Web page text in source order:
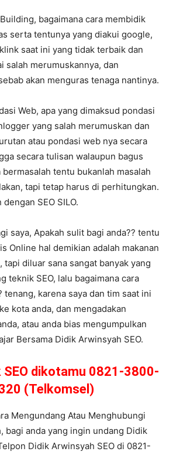
bagaimana cara membidik
serta tentunya yang diakui google,
saat ini yang tidak terbaik dan
salah merumuskannya, dan
akan menguras tenaga nantinya.
Web, apa yang dimaksud pondasi
yang salah merumuskan dan
atau pondasi web nya secara
secara tulisan walaupun bagus
tentu bukanlah masalah
tapi tetap harus di perhitungkan.
SEO SILO.
saya, Apakah sulit bagi anda?? tentu
Online hal demikian adalah makanan
tapi diluar sana sangat banyak yang
teknik SEO, lalu bagaimana cara
tenang, karena saya dan tim saat ini
kota anda, dan mengadakan
atau anda bias mengumpulkan
Bersama Didik Arwinsyah SEO.
SEO dikotamu 0821-3800-
(Telkomsel)
Mengundang Atau Menghubungi
bagi anda yang ingin undang Didik
Didik Arwinsyah SEO di 0821-